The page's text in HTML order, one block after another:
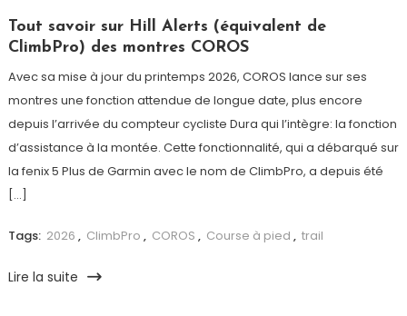
Tout savoir sur Hill Alerts (équivalent de
ClimbPro) des montres COROS
Avec sa mise à jour du printemps 2026, COROS lance sur ses
montres une fonction attendue de longue date, plus encore
depuis l’arrivée du compteur cycliste Dura qui l’intègre: la fonction
d’assistance à la montée. Cette fonctionnalité, qui a débarqué sur
la fenix 5 Plus de Garmin avec le nom de ClimbPro, a depuis été
[…]
Tags: 2026 , ClimbPro , COROS , Course à pied , trail
Lire la suite